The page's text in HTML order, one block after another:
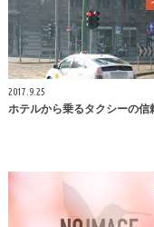
2017.9.25
ホテルから乗るタクシーの信